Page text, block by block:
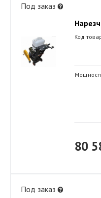
Под заказ
Код
80
Под заказ